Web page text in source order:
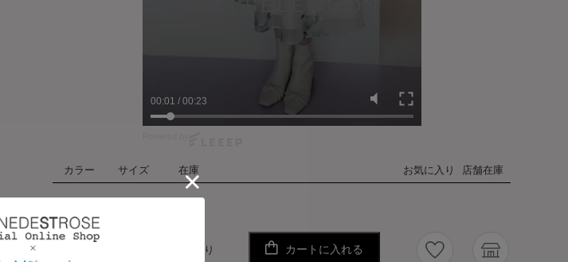
00:03 / 00:23
カラー サイズ 在庫 お気に入り 店舗在庫
ピンク
在庫あり カートに入れる
ハート